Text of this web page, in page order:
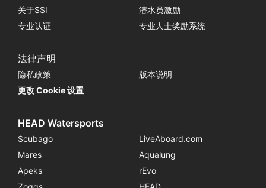
关于SSI
潜水员激励
专业认证
专业人士奖励系统
法律声明
隐私政策
版本说明
更改 Cookie 设置
HEAD Watersports
Scubago
LiveAboard.com
Mares
Aqualung
Apeks
rEvo